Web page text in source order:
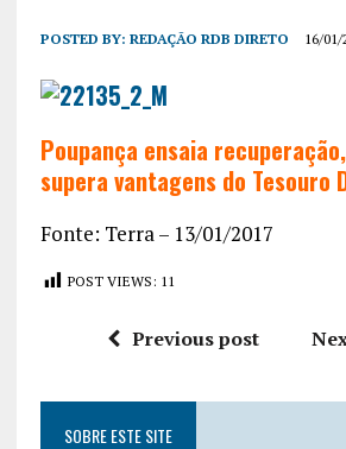
POSTED BY: REDAÇÃO RDB DIRETO 16/01/
Poupança ensaia
supera vantagens do Tesouro
Fonte: Terra – 13/01/2017
POST VIEWS: 11
Previous post
SOBRE ESTE SITE